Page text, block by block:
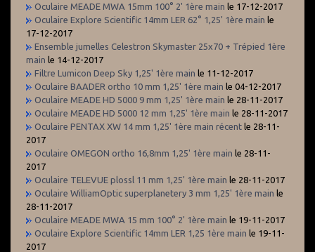
Oculaire MEADE MWA 15mm 100° 2' 1ère main le 17-12-2017
Oculaire Explore Scientific 14mm LER 62° 1,25' 1ère main le
17-12-2017
Ensemble jumelles Celestron Skymaster 25x70 + Trépied 1ère
main le 14-12-2017
Filtre Lumicon Deep Sky 1,25' 1ère main le 11-12-2017
Oculaire BAADER ortho 10 mm 1,25' 1ère main le 04-12-2017
Oculaire MEADE HD 5000 9 mm 1,25' 1ère main le 28-11-2017
Oculaire MEADE HD 5000 12 mm 1,25' 1ère main le 28-11-2017
Oculaire PENTAX XW 14 mm 1,25' 1ère main récent le 28-11-
2017
Oculaire OMEGON ortho 16,8mm 1,25' 1ère main le 28-11-
2017
Oculaire TELEVUE plossl 11 mm 1,25' 1ère main le 28-11-2017
Oculaire WilliamOptic superplanetery 3 mm 1,25' 1ère main le
28-11-2017
Oculaire MEADE MWA 15 mm 100° 2' 1ère main le 19-11-2017
Oculaire Explore Scientific 14mm LER 1,25 1ère main le 19-11-
2017